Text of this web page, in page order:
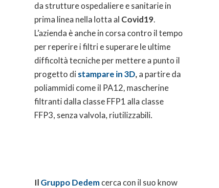
da strutture ospedaliere e sanitarie in
prima linea nella lotta al Covid19.
L’azienda è anche in corsa contro il tempo
per reperire i filtri e superare le ultime
difficoltà tecniche per mettere a punto il
progetto distampare in 3D, a partire da
poliammidi come il PA12, mascherine
filtranti dalla classe FFP1 alla classe
FFP3, senza valvola, riutilizzabili.
IlGruppo Dedemcerca con il suo know